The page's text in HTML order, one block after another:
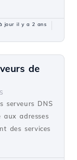
jour il y a 2 ans
de
serveurs DNS
adresses
des services